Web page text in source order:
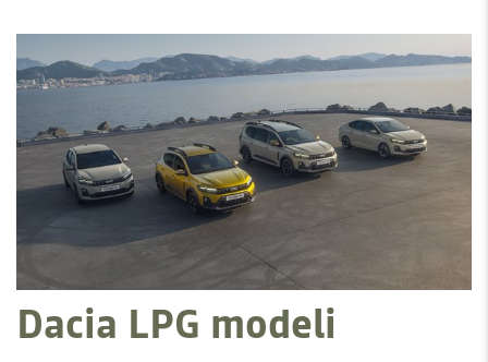
Dacia LPG modeli